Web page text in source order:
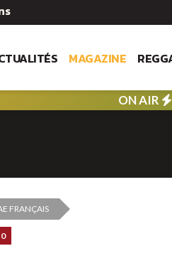
MAGAZINE
ON AIR
FRANÇAIS
0